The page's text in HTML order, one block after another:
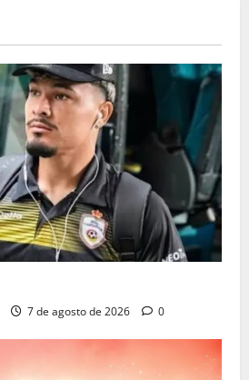
7 de agosto de 2026 0